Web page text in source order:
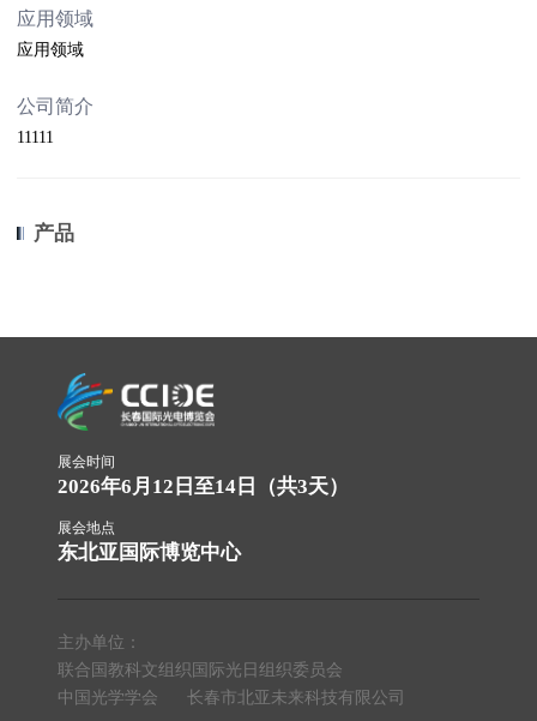
应用领域
应用领域
公司简介
11111
产品
展会时间
2026年6月12日至14日（共3天）
展会地点
东北亚国际博览中心
主办单位：
联合国教科文组织国际光日组织委员会
中国光学学会
长春市北亚未来科技有限公司